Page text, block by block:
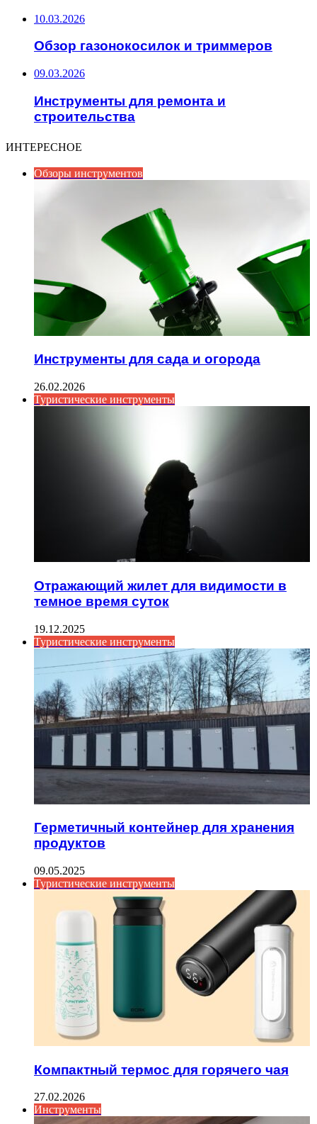
10.03.2026
Обзор газонокосилок и триммеров
09.03.2026
Инструменты для ремонта и
строительства
ИНТЕРЕСНОЕ
Обзоры инструментов
Инструменты для сада и огорода
26.02.2026
Туристические инструменты
Отражающий жилет для видимости в
темное время суток
19.12.2025
Туристические инструменты
Герметичный контейнер для хранения
продуктов
09.05.2025
Туристические инструменты
Компактный термос для горячего чая
27.02.2026
Инструменты